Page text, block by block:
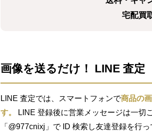
宅配買
画像を送るだけ！ LINE 査定
LINE 査定では、スマートフォンで商品の
す。
LINE 登録後に営業メッセージは一切
「@977cnixj」で ID 検索し友達登録を行っ